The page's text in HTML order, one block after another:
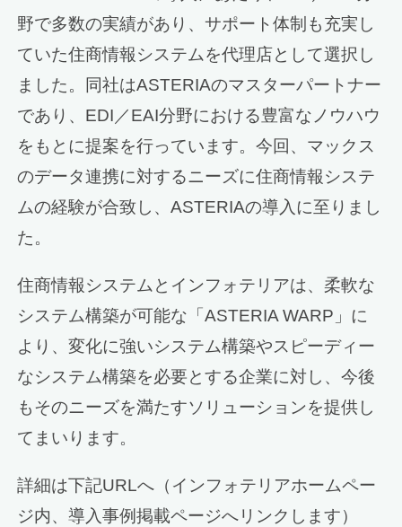
野で多数の実績があり、サポート体制も充実し
ていた住商情報システムを代理店として選択し
ました。同社はASTERIAのマスターパートナー
であり、EDI／EAI分野における豊富なノウハウ
をもとに提案を行っています。今回、マックス
のデータ連携に対するニーズに住商情報システ
ムの経験が合致し、ASTERIAの導入に至りまし
た。
住商情報システムとインフォテリアは、柔軟な
システム構築が可能な「ASTERIA WARP」に
より、変化に強いシステム構築やスピーディー
なシステム構築を必要とする企業に対し、今後
もそのニーズを満たすソリューションを提供し
てまいります。
詳細は下記URLへ（インフォテリアホームペー
ジ内、導入事例掲載ページへリンクします）